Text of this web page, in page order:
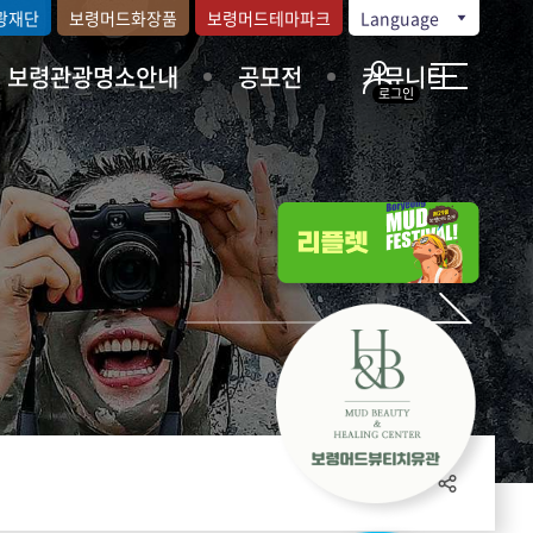
보령관광명소안내 공모전 커뮤니티
재단 보령머드화장품 보령머드테마파크 Language
로그인